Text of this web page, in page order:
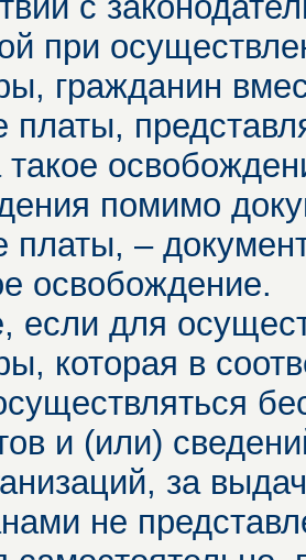
при
гражданин
платы,
помимо
платы, –
освобождение.
если для
которая в
и (или)
за
не